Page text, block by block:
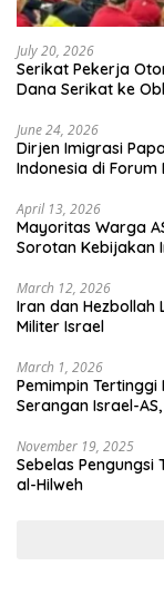
July 20, 2026
Serikat Pekerja
Dana Serikat ke
June 24, 2026
Dirjen Imigrasi
Indonesia di Forum
April 13, 2026
Mayoritas Warga
Sorotan Kebijakan
March 12, 2026
Iran dan Hezbollah
Militer Israel
March 1, 2026
Pemimpin
Serangan Israel-
November 19, 2025
Sebelas Pengungsi
al-Hilweh